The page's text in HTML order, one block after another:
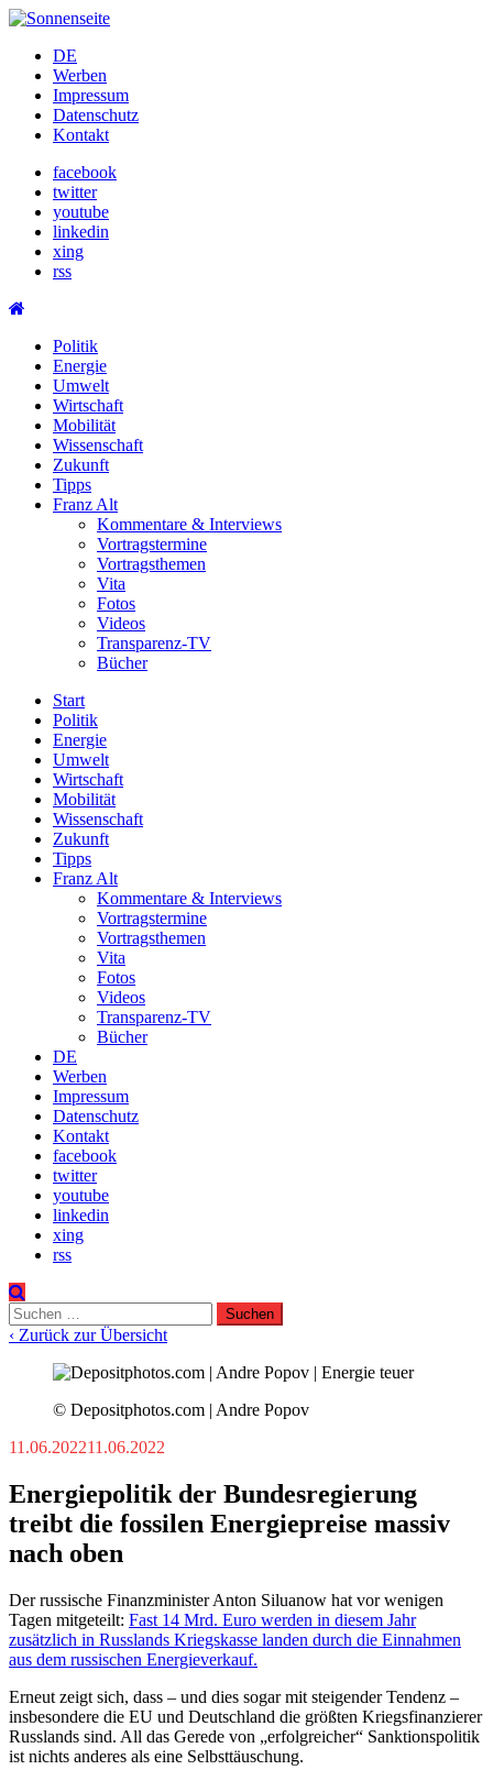
Skip
contentDE
Werben
Impressum
Datenschutz
Kontakt
facebook
twitter
youtube
linkedin
xing
rss
Politik
Energie
Umwelt
Wirtschaft
Mobilität
Wissenschaft
Zukunft
Tipps
Franz Alt
Kommentare & Interviews
Vortragstermine
Vortragsthemen
Vita
Fotos
Videos
Transparenz-TV
Bücher
Start
Politik
Energie
Umwelt
Wirtschaft
Mobilität
Wissenschaft
Zukunft
Tipps
Franz Alt
Kommentare & Interviews
Vortragstermine
Vortragsthemen
Vita
Fotos
Videos
Transparenz-TV
Bücher
DE
Werben
Impressum
Datenschutz
Kontakt
facebook
twitter
youtube
linkedin
xing
rss
Suchen
nach:
‹ Zurück zur Übersicht
© Depositphotos.com | Andre Popov
11.06.202211.06.2022
Energiepolitik der Bundesregierung
treibt die fossilen Energiepreise massiv
nach oben
Der russische Finanzminister Anton Siluanow hat vor wenigen
Tagen mitgeteilt: Fast 14 Mrd. Euro werden in diesem Jahr
zusätzlich in Russlands Kriegskasse landen durch die Einnahmen
aus dem russischen Energieverkauf.
Erneut zeigt sich, dass – und dies sogar mit steigender Tendenz –
insbesondere die EU und Deutschland die größten Kriegsfinanzierer
Russlands sind. All das Gerede von „erfolgreicher“ Sanktionspolitik
ist nichts anderes als eine Selbsttäuschung.